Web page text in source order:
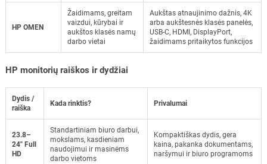
HP OMEN
Žaidimams, greitam
vaizdui, kūrybai ir
aukštos klasės namų
darbo vietai
Aukštas atnaujinimo dažnis, 4K
arba aukštesnės klasės panelės,
USB-C, HDMI, DisplayPort,
žaidimams pritaikytos funkcijos
HP monitorių raiškos ir dydžiai
Dydis /
raiška
Kada rinktis? Privalumai
23.8–
24" Full
HD
Standartiniam biuro darbui,
mokslams, kasdieniam
naudojimui ir masinėms
darbo vietoms
Kompaktiškas dydis, gera
kaina, pakanka dokumentams,
naršymui ir biuro programoms